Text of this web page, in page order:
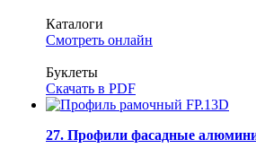
Каталоги
Смотреть онлайн
Буклеты
Скачать в PDF
27. Профили фасадные